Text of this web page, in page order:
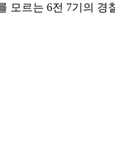
모르는 6전 7기의 경